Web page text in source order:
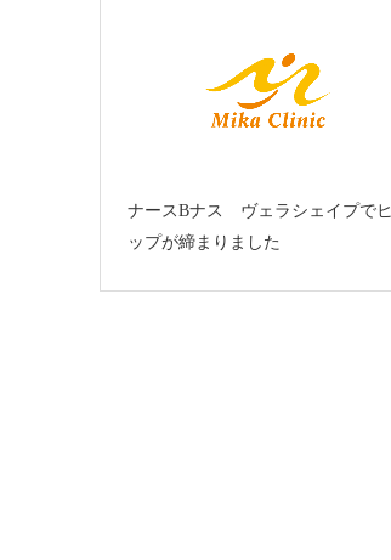
ナースBナス ヴェラシェイプでヒ
ップが締まりました